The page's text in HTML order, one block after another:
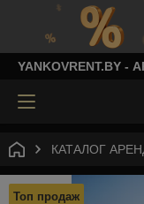
КАТАЛОГ
Топ продаж